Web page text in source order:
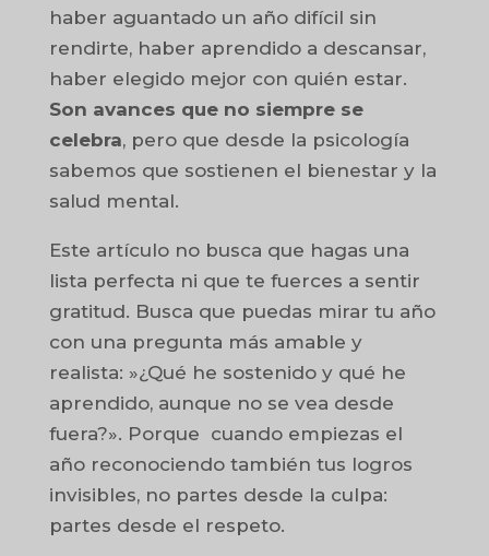
haber aguantado un año difícil sin
rendirte, haber aprendido a descansar,
haber elegido mejor con quién estar.
Son avances que no siempre se
celebra, pero que desde la psicología
sabemos que sostienen el bienestar y la
salud mental.
Este artículo no busca que hagas una
lista perfecta ni que te fuerces a sentir
gratitud. Busca que puedas mirar tu año
con una pregunta más amable y
realista: »¿Qué he sostenido y qué he
aprendido, aunque no se vea desde
fuera?». Porque cuando empiezas el
año reconociendo también tus logros
invisibles, no partes desde la culpa:
partes desde el respeto.